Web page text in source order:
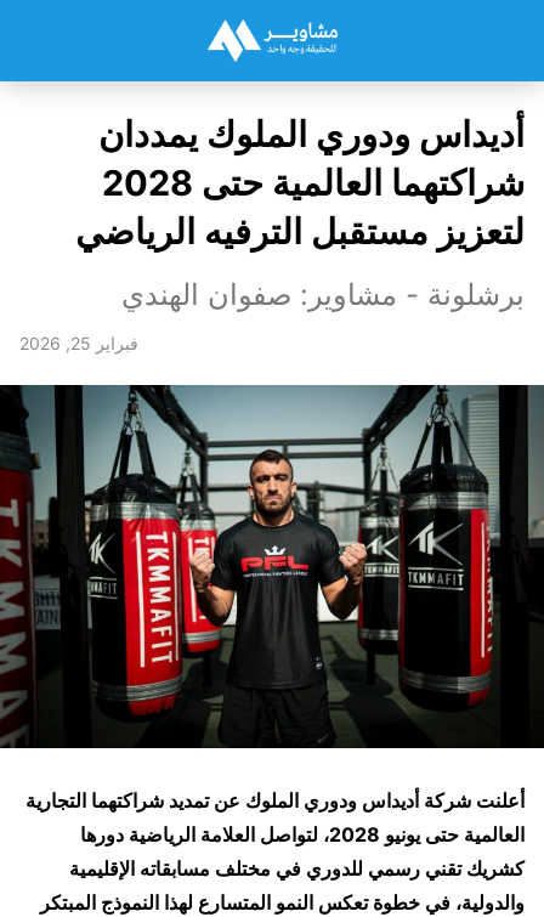
أديداس ودوري الملوك يمددان
شراكتهما العالمية حتى 2028
لتعزيز مستقبل الترفيه الرياضي
برشلونة - مشاوير: صفوان الهندي
فبراير 25, 2026
أعلنت شركة أديداس ودوري الملوك عن تمديد شراكتهما التجارية
العالمية حتى يونيو 2028، لتواصل العلامة الرياضية دورها
كشريك تقني رسمي للدوري في مختلف مسابقاته الإقليمية
والدولية، في خطوة تعكس النمو المتسارع لهذا النموذج المبتكر